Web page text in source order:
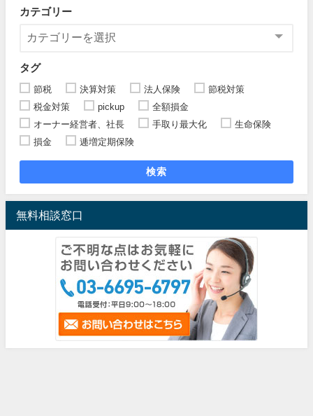
カテゴリー
タグ
節税 決算対策 法人保険
節税対策
税金対策
pickup
全額損金
オーナー経営者、社長
手取り最大化
生命保険
損金
逓増定期保険
検索
無料相談窓口